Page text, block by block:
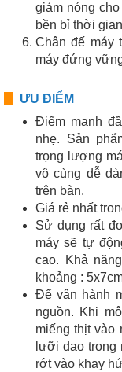
giảm nóng
bền bỉ thời
Chân đế máy
máy đứng
ƯU ĐIỂM
Điểm mạnh
nhẹ. Sản
trọng lượng
vô cùng dễ
trên bàn.
Giá rẻ nhất
Sử dụng rất
máy sẽ tự
cao. Khả
khoảng :
Để vận hành
nguồn. Khi
miếng thịt vào
lưỡi dao trong
rớt vào khay